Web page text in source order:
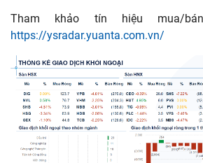
Tham khảo tín hiệu mua/
https://ysradar.yuanta.com.vn/